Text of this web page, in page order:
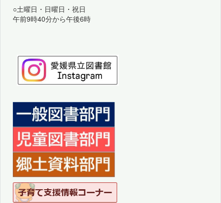
○土曜日・日曜日・祝日
午前9時40分から午後6時